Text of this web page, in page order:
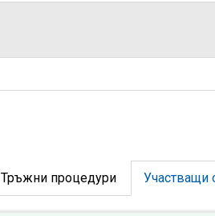
Тръжни процедури Участващи